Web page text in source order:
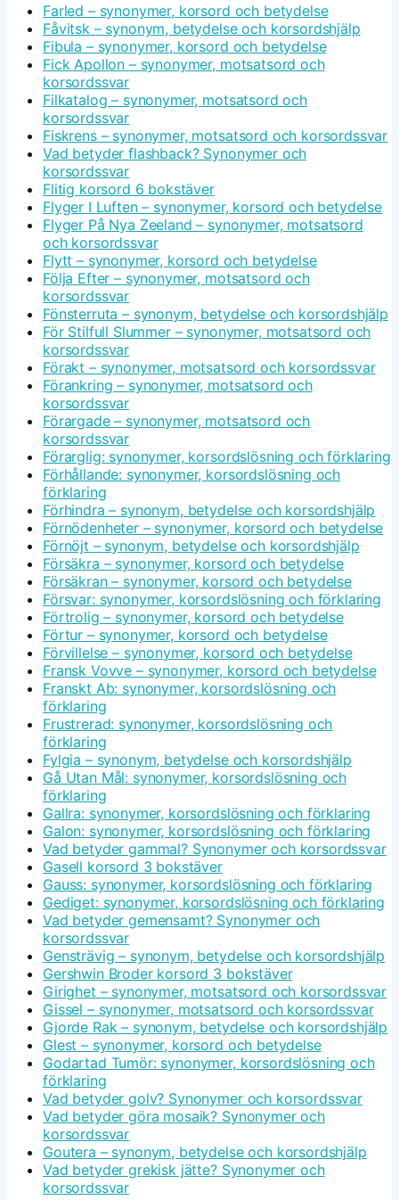
Farled – synonymer, korsord och betydelse
Fåvitsk – synonym, betydelse och korsordshjälp
Fibula – synonymer, korsord och betydelse
Fick Apollon – synonymer, motsatsord och
korsordssvar
Filkatalog – synonymer, motsatsord och
korsordssvar
Fiskrens – synonymer, motsatsord och korsordssvar
Vad betyder flashback? Synonymer och
korsordssvar
Flitig korsord 6 bokstäver
Flyger I Luften – synonymer, korsord och betydelse
Flyger På Nya Zeeland – synonymer, motsatsord
och korsordssvar
Flytt – synonymer, korsord och betydelse
Följa Efter – synonymer, motsatsord och
korsordssvar
Fönsterruta – synonym, betydelse och korsordshjälp
För Stilfull Slummer – synonymer, motsatsord och
korsordssvar
Förakt – synonymer, motsatsord och korsordssvar
Förankring – synonymer, motsatsord och
korsordssvar
Förargade – synonymer, motsatsord och
korsordssvar
Förarglig: synonymer, korsordslösning och förklaring
Förhållande: synonymer, korsordslösning och
förklaring
Förhindra – synonym, betydelse och korsordshjälp
Förnödenheter – synonymer, korsord och betydelse
Förnöjt – synonym, betydelse och korsordshjälp
Försäkra – synonymer, korsord och betydelse
Försäkran – synonymer, korsord och betydelse
Försvar: synonymer, korsordslösning och förklaring
Förtrolig – synonymer, korsord och betydelse
Förtur – synonymer, korsord och betydelse
Förvillelse – synonymer, korsord och betydelse
Fransk Vovve – synonymer, korsord och betydelse
Franskt Ab: synonymer, korsordslösning och
förklaring
Frustrerad: synonymer, korsordslösning och
förklaring
Fylgia – synonym, betydelse och korsordshjälp
Gå Utan Mål: synonymer, korsordslösning och
förklaring
Gallra: synonymer, korsordslösning och förklaring
Galon: synonymer, korsordslösning och förklaring
Vad betyder gammal? Synonymer och korsordssvar
Gasell korsord 3 bokstäver
Gauss: synonymer, korsordslösning och förklaring
Gediget: synonymer, korsordslösning och förklaring
Vad betyder gemensamt? Synonymer och
korsordssvar
Gensträvig – synonym, betydelse och korsordshjälp
Gershwin Broder korsord 3 bokstäver
Girighet – synonymer, motsatsord och korsordssvar
Gissel – synonymer, motsatsord och korsordssvar
Gjorde Rak – synonym, betydelse och korsordshjälp
Glest – synonymer, korsord och betydelse
Godartad Tumör: synonymer, korsordslösning och
förklaring
Vad betyder golv? Synonymer och korsordssvar
Vad betyder göra mosaik? Synonymer och
korsordssvar
Goutera – synonym, betydelse och korsordshjälp
Vad betyder grekisk jätte? Synonymer och
korsordssvar